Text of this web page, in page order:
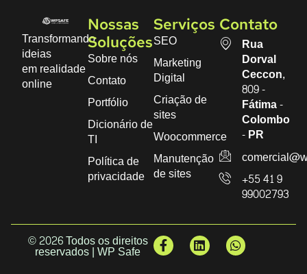
Transformando
ideias
em realidade
online
Nossas
Soluções
Sobre nós
Contato
Portfólio
Dicionário de
TI
Política de
privacidade
Serviços
SEO
Marketing
Digital
Criação de
sites
Woocommerce
Manutenção
de sites
Contato
Rua
Dorval
Ceccon,
809 -
Fátima -
Colombo
- PR
+55 41 9
99002793
© 2026 Todos os direitos
reservados | WP Safe